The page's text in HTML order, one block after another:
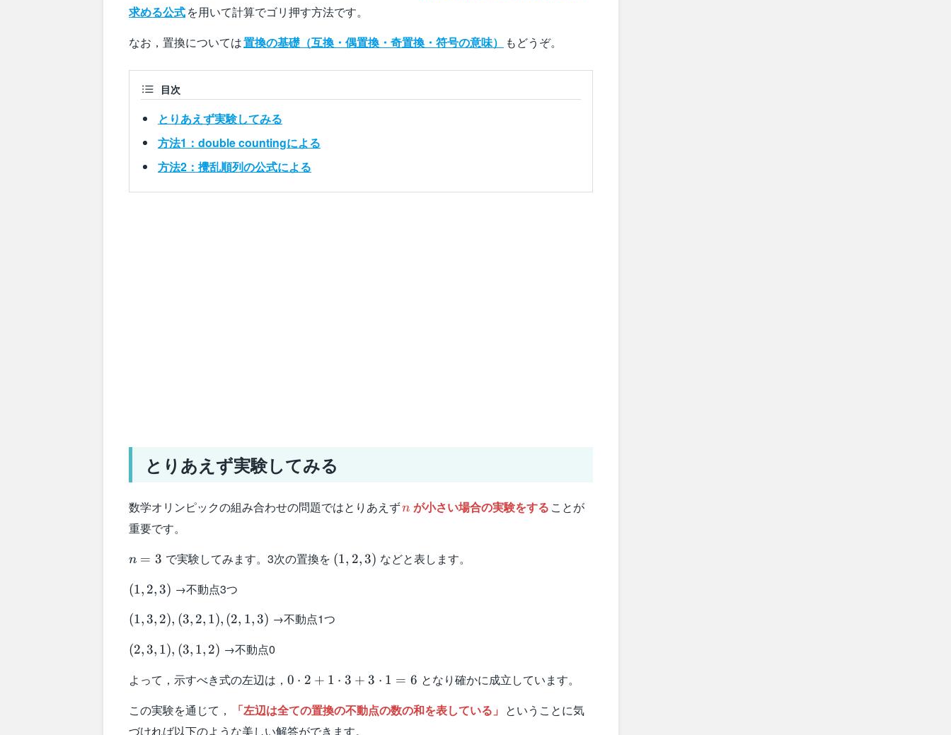
求める公式を用いて計算でゴリ押す方法です。
なお，置換については置換の基礎（互換・偶置換・奇置換・符号の意味） もどうぞ。
目次
とりあえず実験してみる
方法1：double countingによる
方法2：攪乱順列の公式による
とりあえず実験してみる
数学オリンピックの組み合わせの問題ではとりあえずn
n が小さい場合の実験をする ことが
重要です。
n=3
n = 3 で実験してみます。3次の置換を (1,2,3)
(1, 2,3) などと表します。
(1,2,3)
(1, 2, 3) →不動点3つ
(1,3,2),
(2,1,3)
(1,3, 2), (3, 2, 1), (2, 1,3) →不動点1つ
(2,3,1),
(2,3, 1), (3, 1, 2) →不動点0
よって，示すべき式の左辺は， 0\cdot
3+3\cdot
1=6
0 ⋅ 2 + 1 ⋅ 3 + 3 ⋅ 1 = 6 となり確かに成立しています。
この実験を通じて，
「左辺は全ての置換の不動点の数の和を表している」 ということに気
づければ以下のような美しい解答ができます。